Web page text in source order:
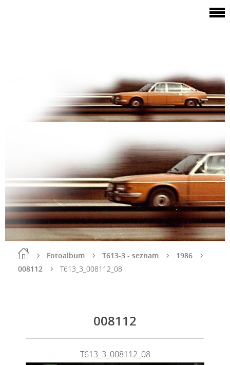
Fotoalbum T613-3 - seznam
1986
008112
T613_3_008112_08
008112
T613_3_008112_08